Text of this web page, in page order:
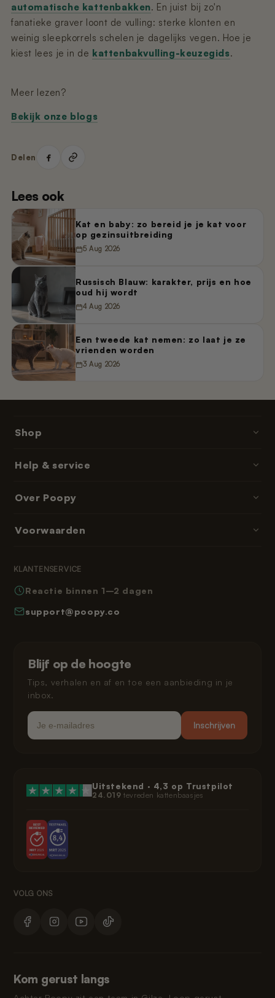
automatische kattenbakken. En juist bij zo'n
fanatieke graver loont de vulling: sterke klonten en
weinig sleepkorrels schelen je dagelijks vegen. Hoe je
kiest lees je in de kattenbakvulling-keuzegids.
Meer lezen?
Bekijk onze blogs
Delen
Lees ook
Kat en baby: zo bereid je je kat voor
op gezinsuitbreiding
5 Aug 2026
Russisch Blauw: karakter, prijs en hoe
oud hij wordt
4 Aug 2026
Een tweede kat nemen: zo laat je ze
vrienden worden
3 Aug 2026
Shop
Accessoires
Help & service
Bezorgtijden
Veelgestelde vragen
Hoe werkt Poopy
Kat laten wennen
Over Poopy
Leeshoek
Voorwaarden
Herroepingsrecht
Garantie
Klarna privacybeleid
Juridisch
Blijf op de hoogte
Tips, verhalen en af en toe een aanbieding in je
inbox.
Email
Inschrijven
KLANTENSERVICE
Reactie binnen 1–2 dagen
support@poopy.co
Uitstekend · 4,3 op Trustpilot
24.019 tevreden kattenbaasjes
Kom gerust langs